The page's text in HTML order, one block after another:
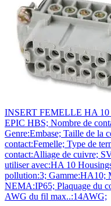
INSERT FEMELLE HA 10
EPIC HBS; Nombre de
Genre:Embase; Taille de la
contact:Femelle; Type de
contact:Alliage de cuivre;
utiliser avec:HA 10
pollution:3; Gamme:HA10;
NEMA:IP65; Plaquage du
AWG du fil max..:14AWG;